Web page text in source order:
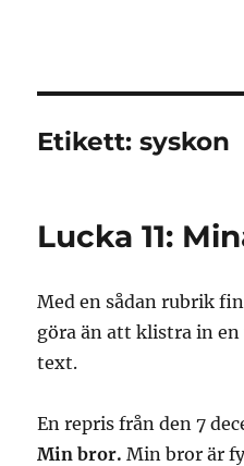
Etikett:syskon
Lucka 11:
Med en sådan rubrik
göra än att klistra in en
text.
En repris från den 7
Min bror. Min bror är